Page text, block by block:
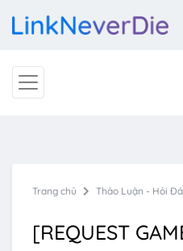
Trang chủ Thảo Luận - Hỏi
[REQUEST